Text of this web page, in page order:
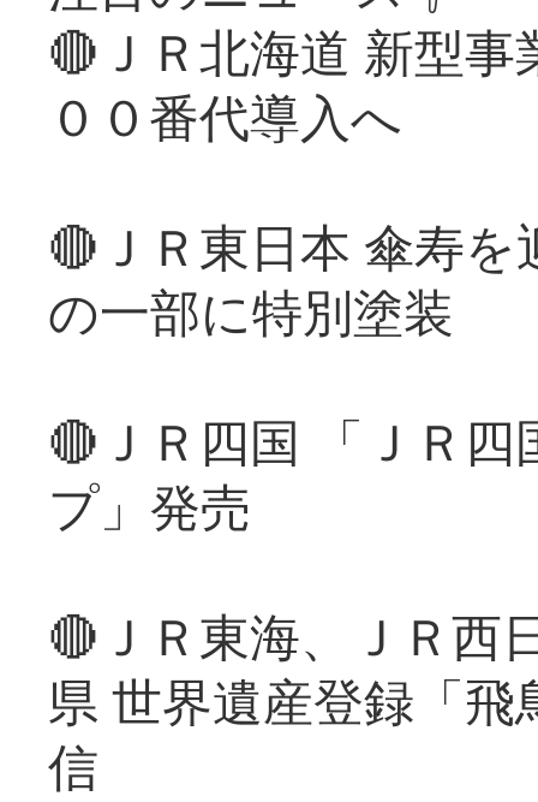
🔴ＪＲ北海道 新型
００番代導入へ
🔴ＪＲ東日本 傘寿
の一部に特別塗装
🔴ＪＲ四国 「ＪＲ
プ」発売
🔴ＪＲ東海、ＪＲ西
県 世界遺産登録「
信